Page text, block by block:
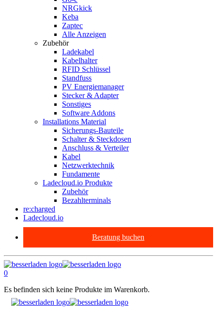
NRGkick
Keba
Zaptec
Alle Anzeigen
Zubehör
Ladekabel
Kabelhalter
RFID Schlüssel
Standfuss
PV Energiemanager
Stecker & Adapter
Sonstiges
Software Addons
Installations Material
Sicherungs-Bauteile
Schalter & Steckdosen
Anschluss & Verteiler
Kabel
Netzwerktechnik
Fundamente
Ladecloud.io Produkte
Zubehör
Bezahlterminals
re:charged
Ladecloud.io
Beratung buchen
0
Es befinden sich keine Produkte im Warenkorb.